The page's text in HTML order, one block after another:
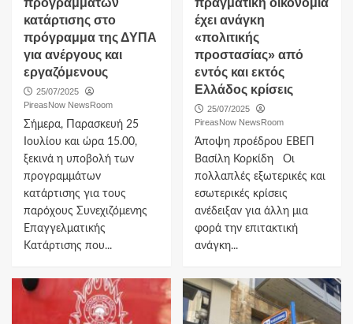
κατάρτισης στο
πρόγραμμα της ΔΥΠΑ
για ανέργους και
εργαζόμενους
25/07/2025
PireasNow NewsRoom
Σήμερα, Παρασκευή 25
Ιουλίου και ώρα 15.00,
ξεκινά η υποβολή των
προγραμμάτων
κατάρτισης για τους
παρόχους Συνεχιζόμενης
Επαγγελματικής
Κατάρτισης που...
έχει ανάγκη
«πολιτικής
προστασίας» από
εντός και εκτός
Ελλάδος κρίσεις
25/07/2025
PireasNow NewsRoom
Άποψη προέδρου ΕΒΕΠ
Βασίλη Κορκίδη Οι
πολλαπλές εξωτερικές και
εσωτερικές κρίσεις
ανέδειξαν για άλλη μια
φορά την επιτακτική
ανάγκη...